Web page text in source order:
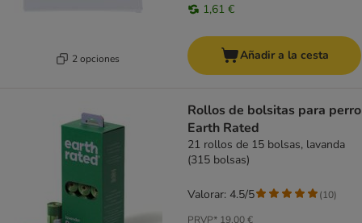
2 opciones
1,61 €
Añadir a la cesta
Rollos de bolsitas para perro
Earth Rated
21 rollos de 15 bolsas, lavanda
(315 bolsas)
PRVP* 19,00 €
Valorar: 4.5/5 (10)